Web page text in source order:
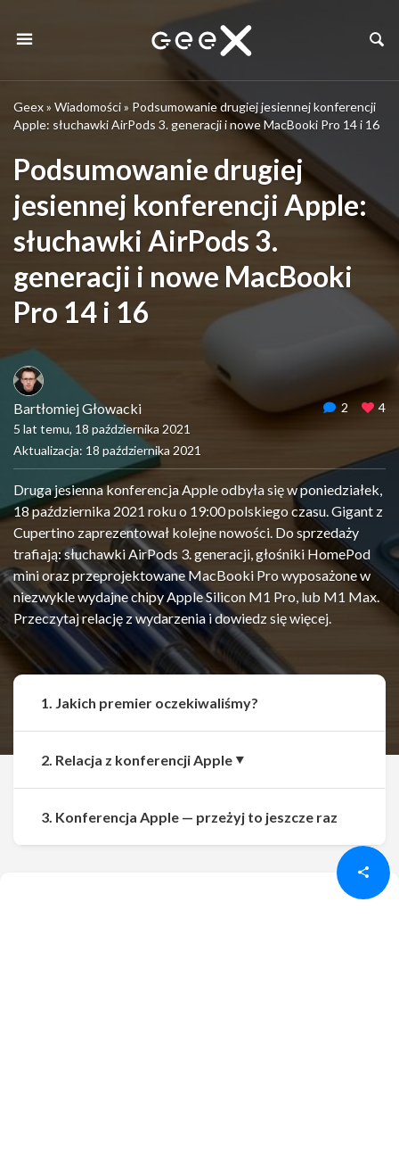
Geex» Wiadomości» Podsumowanie drugiej jesiennej konferencji
Apple: słuchawki AirPods 3. generacji i nowe MacBooki Pro 14 i 16
Podsumowanie drugiej
jesiennej konferencji Apple:
słuchawki AirPods 3.
generacji i nowe MacBooki
Pro 14 i 16
Bartłomiej Głowacki
5 lat temu, 18 października 2021
Aktualizacja: 18 października 2021
2 4
Druga jesienna konferencja Apple odbyła się w poniedziałek,
18 października 2021 roku o 19:00 polskiego czasu. Gigant z
Cupertino zaprezentował kolejne nowości. Do sprzedaży
trafiają: słuchawki AirPods 3. generacji, głośniki HomePod
mini oraz przeprojektowane MacBooki Pro wyposażone w
niezwykle wydajne chipy Apple Silicon M1 Pro, lub M1 Max.
Przeczytaj relację z wydarzenia i dowiedz się więcej.
Udostępnij Udostępnij
1. Jakich premier oczekiwaliśmy?
2. Relacja z konferencji Apple
3. Konferencja Apple — przeżyj to jeszcze raz